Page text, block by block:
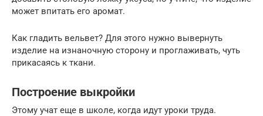
может впитать его аромат.
Как гладить вельвет? Для этого нужно вывернуть
изделие на изнаночную сторону и проглаживать, чуть
прикасаясь к ткани.
Построение выкройки
Этому учат еще в школе, когда идут уроки труда.